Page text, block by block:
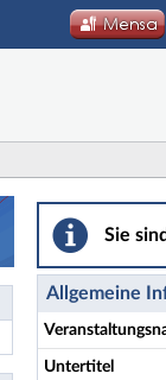
sonstige:
Sie
Allgemeine
Untertitel